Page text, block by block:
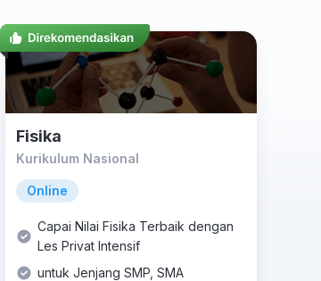
Fisika
Kurikulum Nasional
Online
Capai Nilai Fisika Terbaik dengan
Les Privat Intensif
untuk Jenjang SMP, SMA